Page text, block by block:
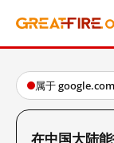
属于 google.com
在中国大陆